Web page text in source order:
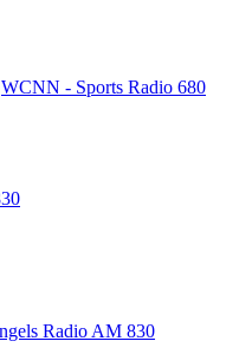
WCNN - Sports Radio 680
Radio AM 830